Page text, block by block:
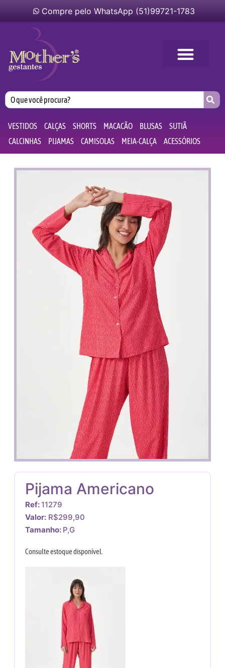
Compre pelo WhatsApp (51)99721-1783
VESTIDOS CALÇAS SHORTS MACACÃO BLUSAS
SUTIÃ
CALCINHAS
PIJAMAS CAMISOLAS MEIA-CALÇA ACESSÓRIOS
Pijama Americano
Ref:11279
Valor: R$299,90
Tamanho: P,G
Consulte estoque disponível.